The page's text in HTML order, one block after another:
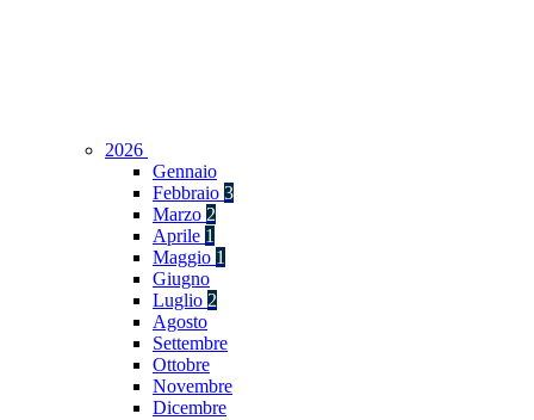
2026
Gennaio
Febbraio 3
Marzo 2
Aprile 1
Maggio 1
Giugno
Luglio 2
Agosto
Settembre
Ottobre
Novembre
Dicembre